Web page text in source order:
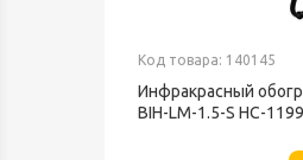
Код товара: 140145
Инфракрасный
BIH-LM-1.5-S НС-